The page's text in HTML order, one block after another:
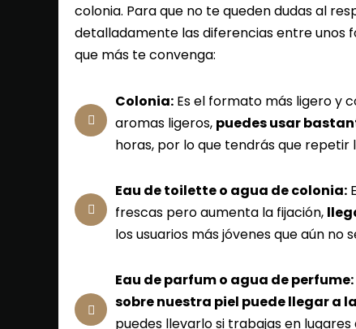
colonia. Para que no te queden dudas al
detalladamente las diferencias entre unos
que más te convenga:
Colonia: Es el formato más ligero y
aromas ligeros, puedes usar
horas, por lo que tendrás que repetir
Eau de toilette o agua de colonia:
frescas pero aumenta la fijación,
los usuarios más jóvenes que aún no
Eau de parfum o agua de perfume:
sobre nuestra piel puede llegar a
puedes llevarlo si trabajas en